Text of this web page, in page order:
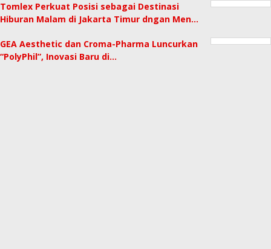
Tomlex Perkuat Posisi sebagai Destinasi
Hiburan Malam di Jakarta Timur dngan Men…
GEA Aesthetic dan Croma-Pharma Luncurkan
“PolyPhil”, Inovasi Baru di…